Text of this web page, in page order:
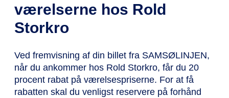
værelserne hos Rold
Storkro
Ved fremvisning af din billet fra SAMSØLINJEN,
når du ankommer hos Rold Storkro, får du 20
procent rabat på værelsespriserne. For at få
rabatten skal du venligst reservere på forhånd